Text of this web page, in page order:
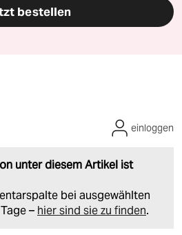
bestellen
unter diesem Artikel ist
bei ausgewählten
– hier sind sie zu finden.
einloggen